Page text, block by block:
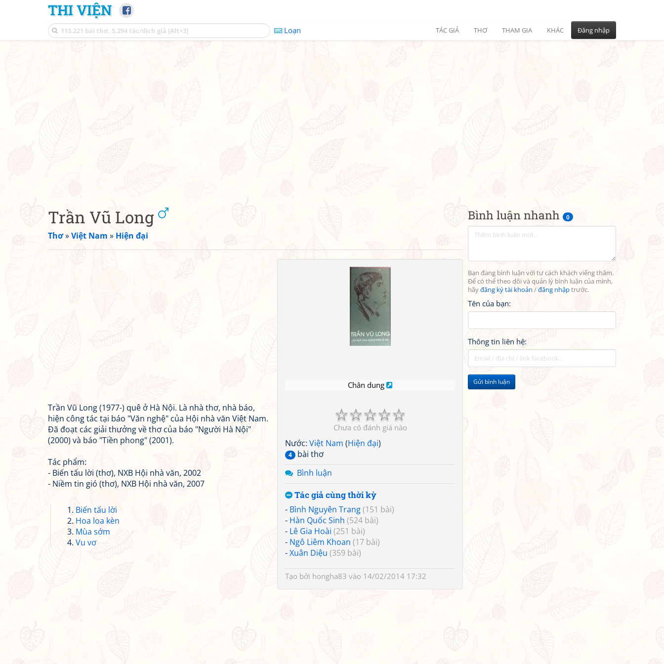
THI VIỆN
Loạn TÁC GIẢ THƠ THAM GIA KHÁC Đăng nhập
Bình luận nhanh 0
Bạn đang bình luận với tư cách khách viếng thăm.
Để có thể theo dõi và quản lý bình luận của mình,
hãyđăng ký tài khoản /đăng nhậptrước.
Tên của bạn:
Thông tin liên hệ:
Gửi bình luận
Trần Vũ Long
Thơ»Việt Nam » Hiện đại
Chân dung
☆
☆
☆
☆
☆
Chưa có đánh giá nào
Nước: Việt Nam (Hiện đại)
4
bài thơ
Bình luận
Tác giả cùng thời kỳ
- Bình Nguyên Trang(151 bài)
- Hàn Quốc Sinh (524 bài)
- Lê Gia Hoài (251 bài)
- Ngô Liêm Khoan (17 bài)
-Xuân Diệu (359 bài)
Tạo bởi hongha83 vào 14/02/2014 17:32
Trần Vũ Long (1977-) quê ở Hà Nội. Là nhà thơ, nhà báo,
hiện công tác tại báo "Văn nghệ" của Hội nhà văn Việt Nam.
Đã đoạt các giải thưởng về thơ của báo "Người Hà Nội"
(2000) và báo "Tiền phong" (2001).
Tác phẩm:
- Biến tấu lời (thơ), NXB Hội nhà văn, 2002
- Niềm tin gió (thơ), NXB Hội nhà văn, 2007
Biến tấu lời
Hoa loa kèn
Mùa sớm
Vu vơ